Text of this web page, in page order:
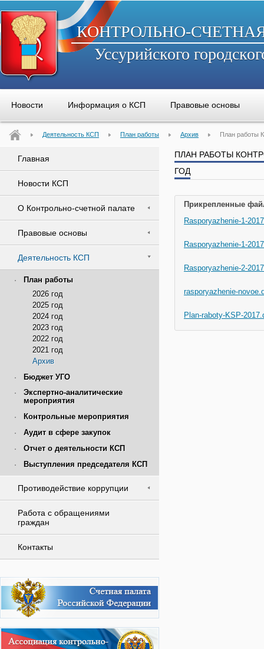
КОНТРОЛЬНО-
Уссурийского
Новости Информация о КСП Правовые основы
Деятельность КСП План работы Архив План работы
Главная
Новости КСП
О Контрольно-счетной палате
Правовые основы
Деятельность КСП
План работы
2026 год
2025 год
2024 год
2023 год
2022 год
2021 год
Архив
Бюджет УГО
Экспертно-аналитические
мероприятия
Контрольные мероприятия
Аудит в сфере закупок
Отчет о деятельности КСП
Выступления председателя КСП
Противодействие коррупции
Работа с обращениями
граждан
Контакты
ПЛАН РАБОТЫ
ГОД
Прикрепленные
Rasporyazhenie-1-
Rasporyazhenie-1-
Rasporyazhenie-2-
rasporyazhenie-
Plan-raboty-KSP-